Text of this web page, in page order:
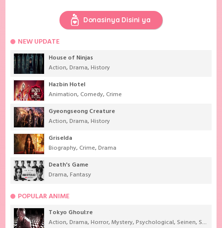
Donasinya Disini ya
NEW UPDATE
House of Ninjas
Action,Drama,History
Hazbin Hotel
Animation, Comedy, Crime
Gyeongseong Creature
Action,Drama,History
Griselda
Biography, Crime,Drama
Death's Game
Drama,Fantasy
POPULAR ANIME
Tokyo Ghoul:re
Action,Drama,Horror,Mystery,Psychological, Seinen, Supernatural